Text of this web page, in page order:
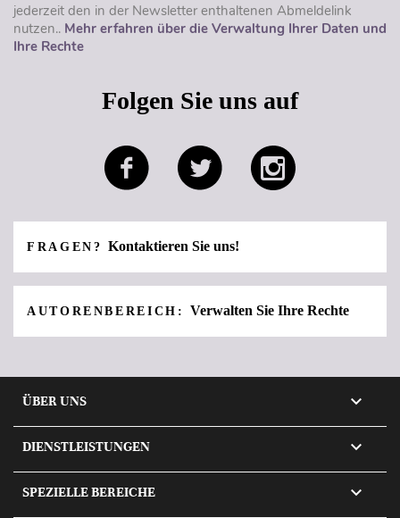
jederzeit den in der Newsletter enthaltenen Abmeldelink
nutzen.. Mehr erfahren über die Verwaltung Ihrer Daten und
Ihre Rechte
Folgen Sie uns auf
FRAGEN? Kontaktieren Sie uns!
AUTORENBEREICH: Verwalten Sie Ihre Rechte
ÜBER UNS 
DIENSTLEISTUNGEN 
SPEZIELLE BEREICHE 